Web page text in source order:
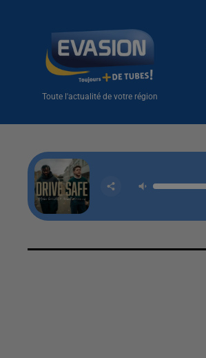
Toute l'actualité de votre région